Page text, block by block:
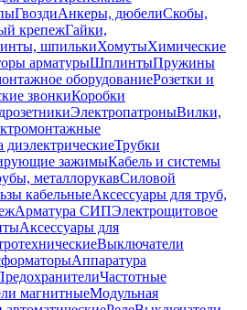
ГвоздиАнкеры, дюбелиСкобы,
крепежГайки,
шпилькиХомутыХимические
арматурыШплинтыПружины
оборудованиеРозетки и
звонкиКоробки
ЭлектропатроныВилки,
диэлектрическиеТрубки
зажимыКабель и системы
металлорукавСиловой
кабельныеАксессуары для труб,
Арматура СИПЭлектрощитовое
Аксессуары для
Выключатели
Аппаратура
Частотные
магнитныеМодульная